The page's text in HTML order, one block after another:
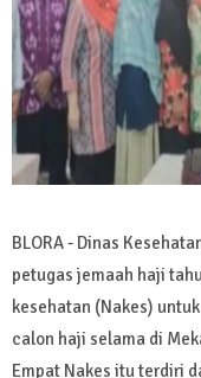
BLORA - Dinas
petugas jemaah haji
kesehatan (Nakes)
calon haji selama di
Empat Nakes itu terdiri